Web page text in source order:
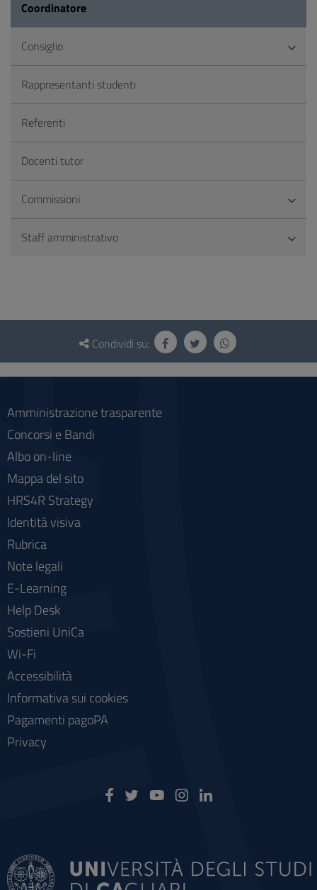
Coordinatore
Consiglio
Rappresentanti studenti
Referenti
Docenti tutor
Commissioni
Staff amministrativo
Questionario
social
Condividi su:
Amministrazione trasparente
Concorsi e Bandi
Albo on-line
Mappa del sito
HRS4R Strategy
Identità visiva
Rubrica
Note legali
E-Learning
Help Desk
Sostieni UniCa
Wi-Fi
Accessibilità
Informativa sui cookies
Pagamenti pagoPA
Privacy